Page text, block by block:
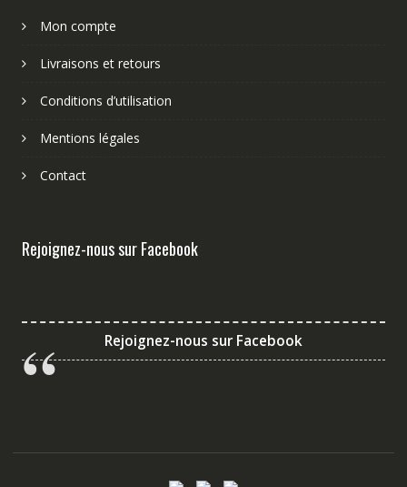
Mon compte
Livraisons et retours
Conditions d’utilisation
Mentions légales
Contact
Rejoignez-nous sur Facebook
Rejoignez-nous sur Facebook